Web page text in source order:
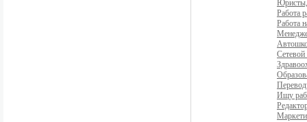
Юристы,
Работа
Работа
Сетевой
Ищу